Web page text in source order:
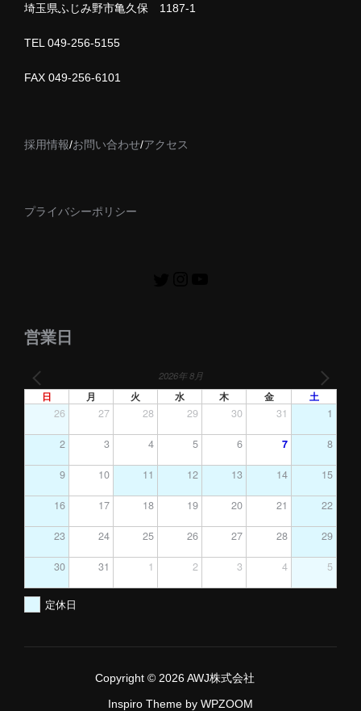
埼玉県ふじみ野市亀久保 1187-1
TEL 049-256-5155
FAX 049-256-6101
採用情報/お問い合わせ/アクセス
プライバシーポリシー
営業日
2026年 8月
日 月 火 水 木 金 土
26 27 28 29 30 31 1
2 3 4 5 6 7 8
9 10 11 12 13 14 15
16 17 18 19 20 21 22
23 24 25 26 27 28 29
30 31 1 2 3 4 5
定休日
Copyright © 2026 AWJ株式会社
Inspiro Theme by WPZOOM